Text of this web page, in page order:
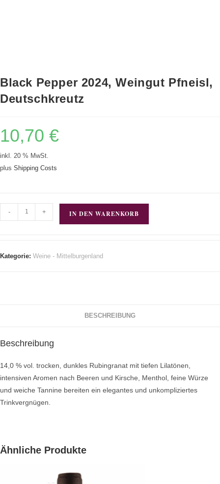
Black Pepper 2024, Weingut Pfneisl,
Deutschkreutz
10,70 €
inkl. 20 % MwSt.
plus Shipping Costs
- + IN DEN WARENKORB
Kategorie: Weine - Mittelburgenland
BESCHREIBUNG
Beschreibung
14,0 % vol. trocken, dunkles Rubingranat mit tiefen Lilatönen,
intensiven Aromen nach Beeren und Kirsche, Menthol, feine Würze
und weiche Tannine bereiten ein elegantes und unkompliziertes
Trinkvergnügen.
Ähnliche Produkte